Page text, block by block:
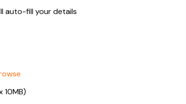
auto-fill your details
10MB)